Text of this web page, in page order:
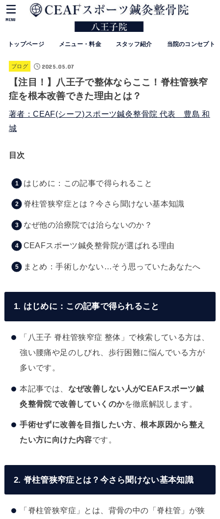
トップページ メニュー・料金 スタッフ紹介 当院のコンセプト
MENU
ブログ 2025.05.07
【注目！】八王子で整体ならここ！脊柱管狭窄
症を根本改善できた理由とは？
著者：CEAF(シーフ)スポーツ鍼灸整骨院 代表 豊島 和
城
目次
はじめに：この記事で得られること
脊柱管狭窄症とは？今さら聞けない基本知識
なぜ他の治療院では治らないのか？
CEAFスポーツ鍼灸整骨院が選ばれる理由
まとめ：手術しかない…そう思っていたあなたへ
1. はじめに：この記事で得られること
「八王子 脊柱管狭窄症 整体」で検索している方は、
強い腰痛や足のしびれ、歩行困難に悩んでいる方が
多いです。
本記事では、 なぜ改善しない人がCEAFスポーツ鍼
灸整骨院で改善していくのかを徹底解説します。
手術せずに改善を目指したい方、根本原因から整え
たい方に向けた内容です。
2. 脊柱管狭窄症とは？今さら聞けない基本知識
「脊柱管狭窄症」とは、背骨の中の「脊柱管」が狭